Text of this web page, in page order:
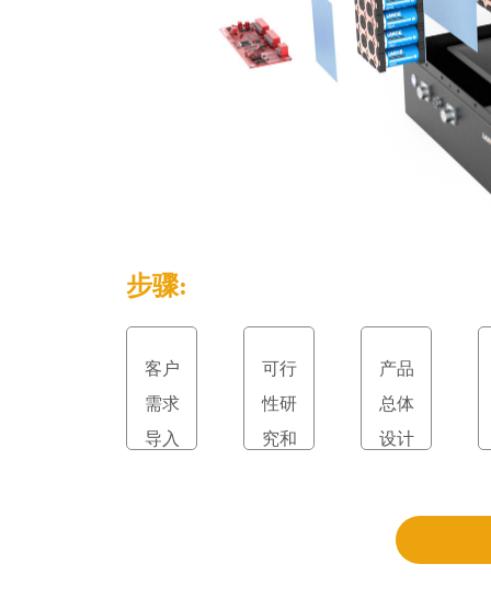
步骤:
客户
需求
导入
可行
性研
究和
产品
总体
设计